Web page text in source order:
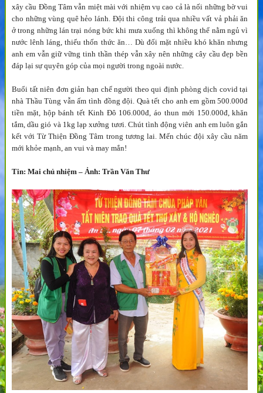
xây cầu Đồng Tâm vẫn miệt mài với nhiệm vụ cao cả là nối những bờ vui
cho những vùng quê hẻo lánh. Đội thi công trải qua nhiều vất vả phải ăn
ở trong những lán trại nóng bức khi mưa xuống thì không thể nằm ngủ vì
nước lênh láng, thiếu thốn thức ăn… Dù đối mặt nhiều khó khăn nhưng
anh em vẫn giữ vững tinh thần thép vẫn xây nên những cây cầu đẹp bền
đáp lại sự quyên góp của mọi người trong ngoài nước.
Buổi tất niên đơn giản hạn chế người theo qui định phòng dịch covid tại
nhà Thầu Tùng vẫn ấm tình đồng đội. Quà tết cho anh em gồm 500.000đ
tiền mặt, hộp bánh tết Kinh Đô 106.000đ, áo thun mới 150.000đ, khăn
tắm, dầu gió và 1kg lạp xưởng tươi. Chút tình động viên anh em luôn gắn
kết với Từ Thiện Đồng Tâm trong tương lai. Mến chúc đội xây cầu năm
mới khỏe mạnh, an vui và may mắn!
Tin: Mai chủ nhiệm – Ảnh: Trần Văn Thư